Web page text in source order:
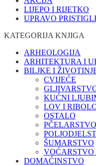
LIJEPO I RIJETKO
UPRAVO
KATEGORIJA KNJIGA
ARHEOLOGIJA
ARHITEKTURA I
BILJKE I
CVIJEĆE
KUĆNI
LOV I
OSTALO
PČELARSTVO
ŠUMARSTVO
DOMAĆINSTVO